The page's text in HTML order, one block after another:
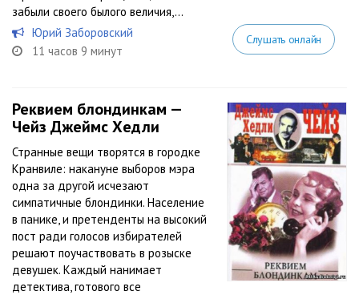
забыли своего былого величия,...
Юрий Заборовский
11 часов 9 минут
Слушать онлайн
Реквием блондинкам —
Чейз Джеймс Хедли
Странные вещи творятся в городке
Кранвиле: накануне выборов мэра
одна за другой исчезают
симпатичные блондинки. Население
в панике, и претенденты на высокий
пост ради голосов избирателей
решают поучаствовать в розыске
девушек. Каждый нанимает
детектива, готового все